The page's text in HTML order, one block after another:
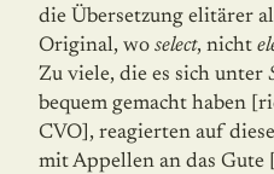
die Übersetzung elitärer
Original, wo select, nicht
Zu viele, die es sich unter
bequem gemacht haben
CVO], reagierten auf
mit Appellen an das Gute